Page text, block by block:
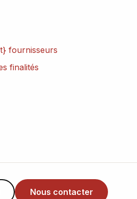
fournisseurs
finalités
Nous contacter